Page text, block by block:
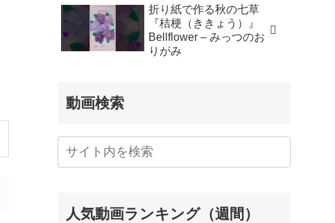
折り紙で作る秋の七草
『桔梗（ききょう）』
Bellflower – みっつのお
りがみ
動画検索
人気動画ランキング（週間）